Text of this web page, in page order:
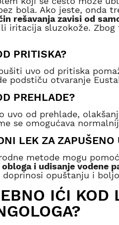
bola. Ako jeste, onda
rešavanja zavisi od
iritacija sluzokože.
PRITISKA?
uvo od pritiska
podstiču otvaranje
PREHLADE?
uvo od prehlade,
se omogućava
LEK ZA ZAPUŠENO
metode mogu
i udisanje vodene
opuštanju i
IĆI KOD